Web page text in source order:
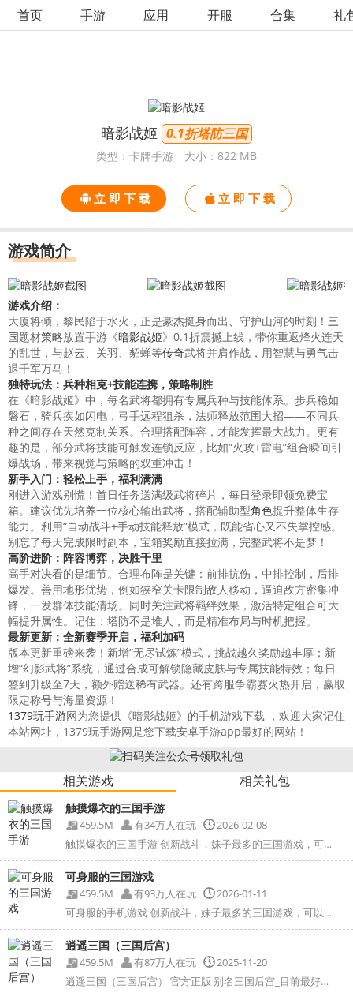
首页 手游 应用 开服 合集 礼
暗影战姬 0.1折塔防三国
类型：卡牌手游 大小：822 MB
立 即 下 载 立 即 下 载
游戏简介
游戏介绍：
大厦将倾，黎民陷于水火，正是豪杰挺身而出、守护山河的时刻！ 三
国题材策略放置手游《暗影战姬》0.1折震撼上线，带你重返烽火连天
的乱世，与赵云、关羽、貂蝉等传奇武将并肩作战，用智慧与勇气击
退千军万马！
独特玩法：兵种相克+技能连携，策略制胜
在《暗影战姬》中，每名武将都拥有专属兵种与技能体系。步兵稳如
磐石，骑兵疾如闪电，弓手远程狙杀，法师释放范围大招——不同兵
种之间存在天然克制关系。合理搭配阵容，才能发挥最大战力。更有
趣的是，部分武将技能可触发连锁反应，比如“火攻+雷电”组合瞬间引
爆战场，带来视觉与策略的双重冲击！
新手入门：轻松上手，福利满满
刚进入游戏别慌！首日任务送满级武将碎片，每日登录即领免费宝
箱。建议优先培养一位核心输出武将，搭配辅助型角色提升整体生存
能力。利用“自动战斗+手动技能释放”模式，既能省心又不失掌控感。
别忘了每天完成限时副本，宝箱奖励直接拉满，完整武将不是梦！
高阶进阶：阵容博弈，决胜千里
高手对决看的是细节。合理布阵是关键：前排抗伤，中排控制，后排
爆发。善用地形优势，例如狭窄关卡限制敌人移动，逼迫敌方密集冲
锋，一发群体技能清场。同时关注武将羁绊效果，激活特定组合可大
幅提升属性。记住：塔防不是堆人，而是精准布局与时机把握。
最新更新：全新赛季开启，福利加码
版本更新重磅来袭！新增“无尽试炼”模式，挑战越久奖励越丰厚；新
增“幻影武将”系统，通过合成可解锁隐藏皮肤与专属技能特效；每日
签到升级至7天，额外赠送稀有武器。还有跨服争霸赛火热开启，赢取
限定称号与海量资源！
1379玩手游网为您提供《暗影战姬》的手机游戏下载 ，欢迎大家记住
本站网址，1379玩手游网是您下载安卓手游app最好的网站！
相关游戏 相关礼包
触摸爆衣的三国手游
459.5M 有34万人在玩
2026-02-08
触摸爆衣的三国手游 创新战斗，妹子最多的三国游戏，可以...
可身服的三国游戏
459.5M 有93万人在玩
2026-01-11
可身服的手机游戏 创新战斗，妹子最多的三国游戏，可以在...
逍遥三国（三国后宫）
459.5M 有87万人在玩
2025-11-20
逍遥三国（三国后宫） 官方正版 别名三国后宫_目前最好玩...